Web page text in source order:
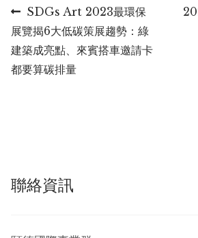
Post
navigation
Previous
post:
SDGs Art 2023最環保
展覽揭6大低碳策展趨勢：綠
建築成亮點、來賓搭車邀請卡
都要算碳排量
聯絡資訊